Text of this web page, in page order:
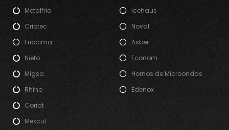
Metalfrio
Criotec
Friocima
Nieto
Migsa
Rhino
Coriat
Mexcut
Icehaus
Noval
Asber
Econom
Hornos de Microondas
Edenox